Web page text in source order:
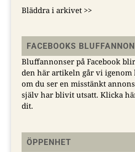
Bläddra i arkivet >>
FACEBOOKS
Bluffannonser på Facebook
den här artikeln går vi igenom
om du ser en misstänkt
själv har blivit utsatt. Klicka
dit.
ÖPPENHET